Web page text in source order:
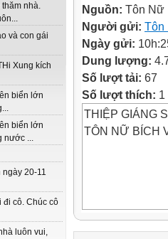
nhà.
và con gái
Xung kích
biển lớn
biển lớn
nước ...
20-11
đi cô. Chúc cô
luôn vui,
Nguồn: Tôn Nữ
Người gửi: Tôn
Ngày gửi:
Dung lượng:
Số lượt tải: 67
Số lượt thích:
THIỆP GIÁNG
TÔN NỮ BÍCH